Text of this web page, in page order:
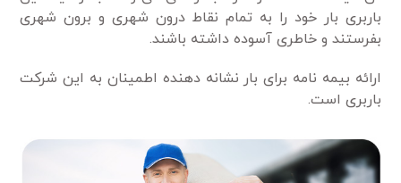
باربری بار خود را به تمام نقاط درون شهری و برون شهری
بفرستند و خاطری آسوده داشته باشند.
ارائه بیمه نامه برای بار نشانه دهنده اطمینان به این شرکت
باربری است.